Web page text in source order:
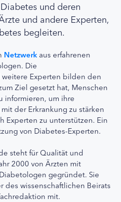
und deren
und andere Experten,
begleiten.
Netzwerk aus erfahrenen
Die
Experten bilden den
Ziel gesetzt hat, Menschen
informieren, um ihre
der Erkrankung zu stärken
Experten zu unterstützen. Ein
von Diabetes-Experten.
steht für Qualität und
2000 von Ärzten mit
gegründet. Sie
wissenschaftlichen Beirats
mit.